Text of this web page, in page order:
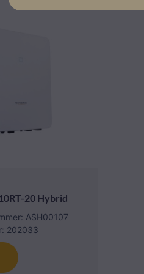
20 Hybrid
ASH00107
202033